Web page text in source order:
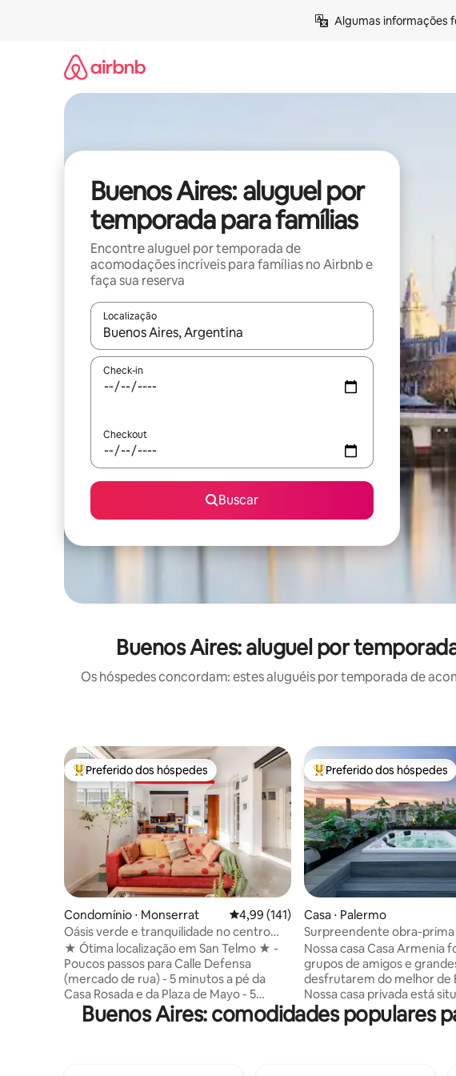
Algumas informações
Buenos Aires: aluguel por
temporada para famílias
Encontre aluguel por temporada de
acomodações incríveis para famílias no Airbnb e
faça sua reserva
Localização
Quando os resultados estiverem disponíveis, explore-os usando as
Check-in
Checkout
Buscar
Buenos Aires: aluguel por
Os hóspedes concordam: estes aluguéis por temporada de
Entre os melhores preferidos dos hóspedes
Preferido dos hóspedes
Condomínio ⋅ Monserrat 4,99 de uma avaliação média de 5, 141
4,99 (141)
Oásis verde e tranquilidade no centro
histórico
★ Ótima localização em San Telmo ★ -
Poucos passos para Calle Defensa
(mercado de rua) - 5 minutos a pé da
Casa Rosada e da Plaza de Mayo - 5
minutos a pé do Mercado de San Telmo -
5 minutos a pé até Puerto Madero -
Entre os melhores
Preferido dos hóspedes
Casa ⋅ Palermo
Surpreendente obra-prima
Soho com jacuzzi!
Nossa casa Casa Armenia
grupos de amigos e
desfrutarem do melhor de
Nossa casa privada está
coração de Palermo Soho,
melhores cafés,
Buenos Aires: comodidades populares